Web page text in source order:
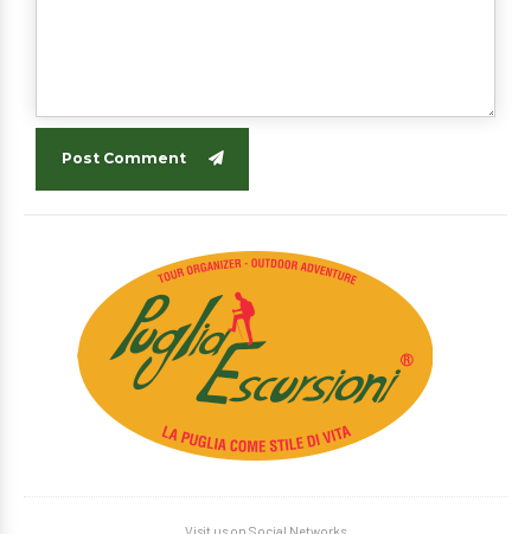
Post Comment
Visit us on Social Networks